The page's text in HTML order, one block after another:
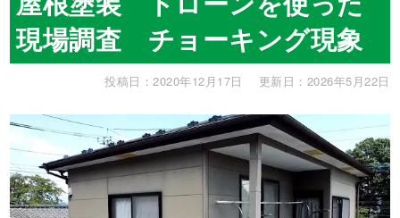
現場調査 チョーキング現象
投稿日：2020年12月17日 更新日：2026年5月22日